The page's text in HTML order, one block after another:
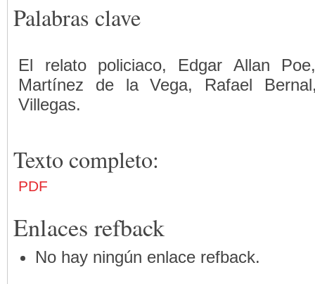
Palabras clave
El relato policiaco, Edgar Allan
Martínez de la Vega, Rafael
Villegas.
Texto completo:
PDF
Enlaces refback
No hay ningún enlace refback.